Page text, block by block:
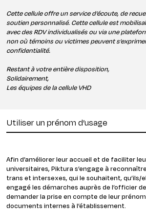
Cette cellule offre un service d’écoute, de
soutien personnalisé. Cette cellule est
avec des RDV individualisés ou via une
non où témoins ou victimes peuvent
confidentialité.
Restant à votre entière disposition,
Solidairement,
Les équipes de la cellule VHD
Utiliser un prénom d’usage
Afin d’améliorer leur accueil et de faciliter
universitaires, Piktura s’engage à
trans et intersexes, qui le souhaitent, qu’ils/
engagé les démarches auprès de l’officier
demander la prise en compte de leur prénom
documents internes à l’établissement.